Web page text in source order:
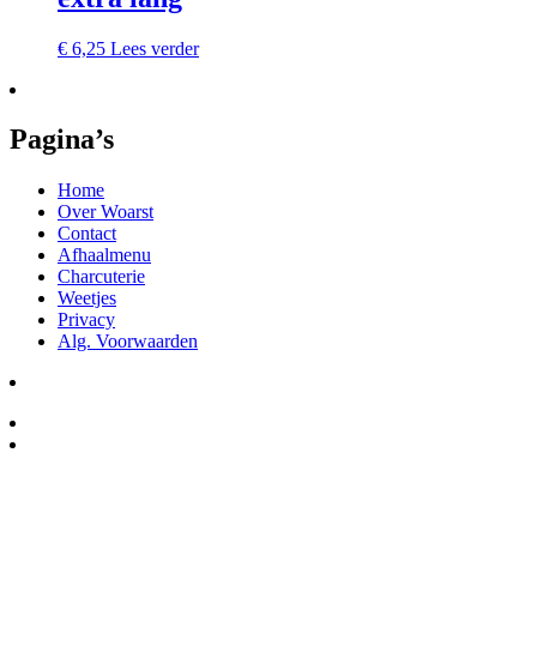
€ 6,25 Lees verder
Pagina’s
Home
Over Woarst
Contact
Afhaalmenu
Charcuterie
Weetjes
Privacy
Alg. Voorwaarden